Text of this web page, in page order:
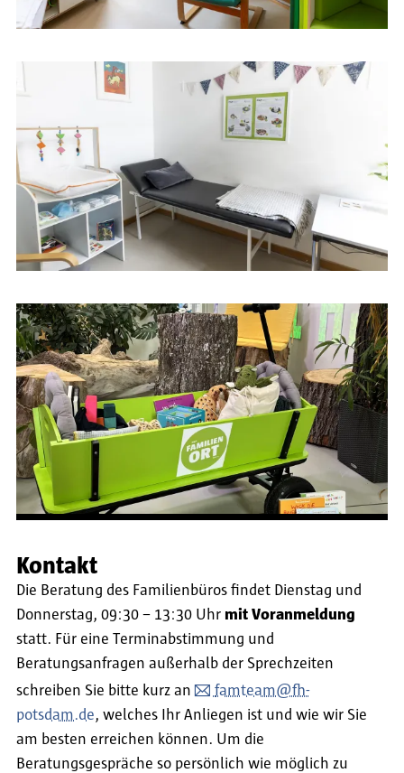
Kontakt
Die Beratung des Familienbüros findet Dienstag und
Donnerstag, 09:30 – 13:30 Uhr mit Voranmeldung
statt. Für eine Terminabstimmung und
Beratungsanfragen außerhalb der Sprechzeiten
schreiben Sie bitte kurz an
famteam­@fh-
potsdam.de, welches Ihr Anliegen ist und wie wir Sie
am besten erreichen können. Um die
Beratungsgespräche so persönlich wie möglich zu